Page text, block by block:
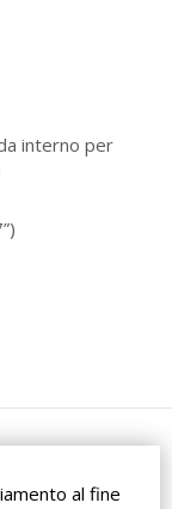
al fine
interno per